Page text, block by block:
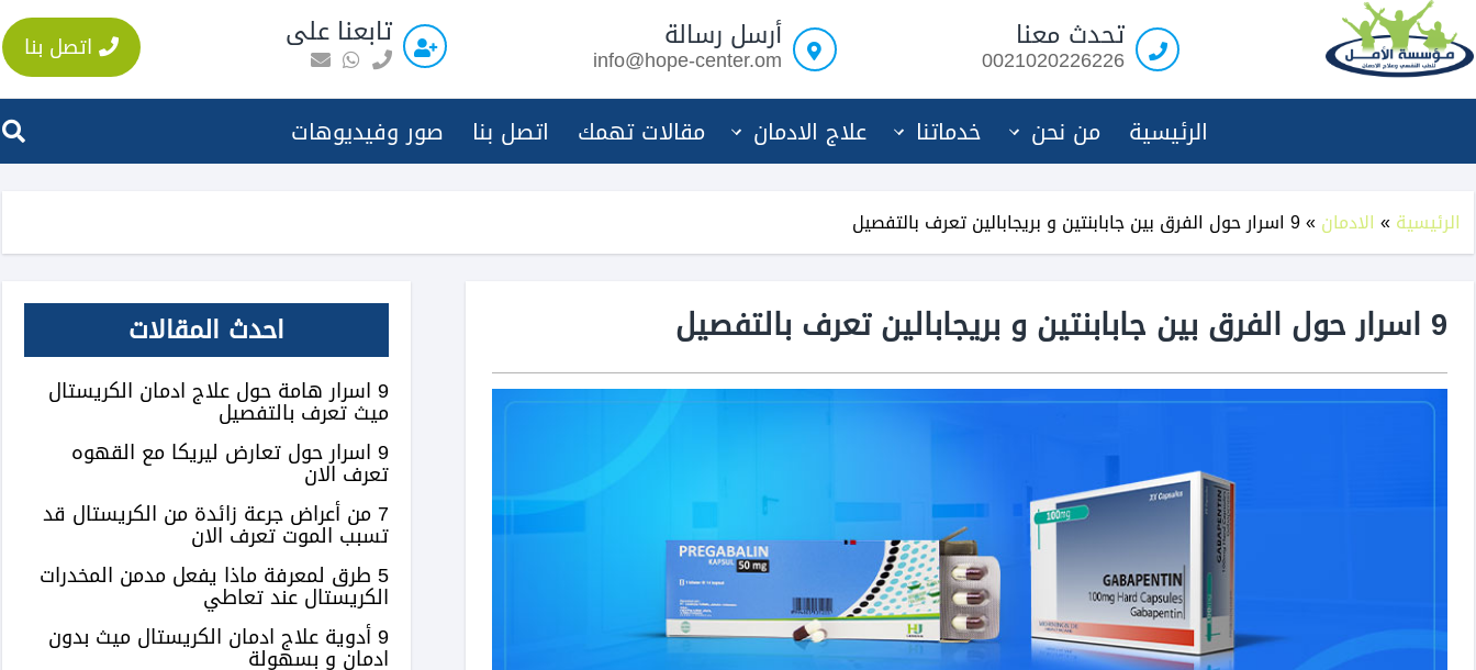
لعلاج
الادمان
تحدث معنا
0021020226226
أرسل رسالة
info@hope-center.om
تابعنا على اتصل بنا
الرئيسية من نحن خدماتنا علاج الادمان مقالات تهمك اتصل بنا صور وفيديوهات
الرئيسية» الادمان»9 اسرار حول الفرق بين جابابنتين و بريجابالين تعرف بالتفصيل
9 اسرار حول الفرق بين جابابنتين و بريجابالين تعرف بالتفصيل احدث المقالات
9 اسرار هامة حول علاج ادمان الكريستال
ميث تعرف بالتفصيل
9 اسرار حول تعارض ليريكا مع القهوه
تعرف الان
7 من أعراض جرعة زائدة من الكريستال قد
تسبب الموت تعرف الان
5 طرق لمعرفة ماذا يفعل مدمن المخدرات
الكريستال عند تعاطي
9 أدوية علاج ادمان الكريستال ميث بدون
ادمان و بسهولة